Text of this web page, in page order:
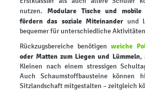
nutzen. Modulare Tische und mobile
fördern das soziale Miteinanderund
bequemer für unterschiedliche
Rückzugsbereiche benötigen weiche
oder Matten zum Liegen und Lümmeln,
Kleinen nach einem stressigen
Auch Schaumstoffbausteine können
Sitzlandschaft mitgestalten – zeitgleich